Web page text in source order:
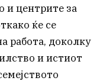
и центрите за
ќе се
работа, доколку
и истиот